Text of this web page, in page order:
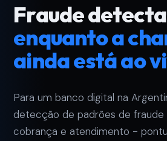
Fraude
enquanto a
ainda está ao
Para um banco digital na
detecção de padrões de fraude
cobrança e atendimento -